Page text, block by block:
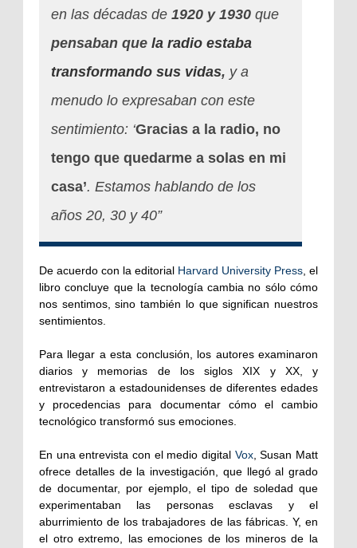
en las décadas de 1920 y 1930 que
pensaban que la radio estaba
transformando sus vidas, y a
menudo lo expresaban con este
sentimiento: ‘Gracias a la radio, no
tengo que quedarme a solas en mi
casa’. Estamos hablando de los
años 20, 30 y 40”
De acuerdo con la editorial Harvard University Press, el
libro concluye que la tecnología cambia no sólo cómo
nos sentimos, sino también lo que significan nuestros
sentimientos.
Para llegar a esta conclusión, los autores examinaron
diarios y memorias de los siglos XIX y XX, y
entrevistaron a estadounidenses de diferentes edades
y procedencias para documentar cómo el cambio
tecnológico transformó sus emociones.
En una entrevista con el medio digital Vox, Susan Matt
ofrece detalles de la investigación, que llegó al grado
de documentar, por ejemplo, el tipo de soledad que
experimentaban las personas esclavas y el
aburrimiento de los trabajadores de las fábricas. Y, en
el otro extremo, las emociones de los mineros de la